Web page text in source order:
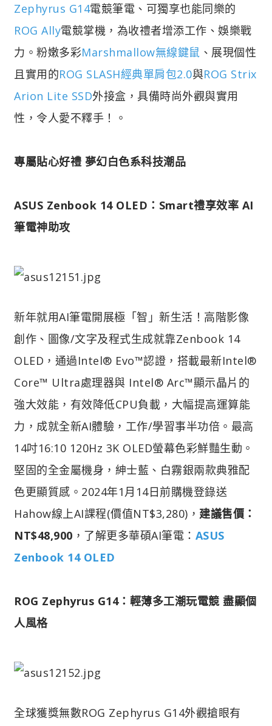
Zephyrus G14電競筆電、可獨享也能同樂的
ROG Ally電競掌機，為收禮者增添工作、娛樂戰
力。粉嫩多彩Marshmallow無線鍵鼠 、展現個性
且實用的ROG SLASH經典單肩包2.0與ROG Strix
Arion Lite SSD外接盒，具備時尚外觀與實用
性，令人愛不釋手！。
專屬貼心好禮 夢幻白色系科技潮品
ASUS Zenbook 14 OLED：Smart禮享效率 AI
筆電神助攻
新年就用AI筆電開展極「智」新生活！高階影像
創作、圖像/文字及程式生成就靠Zenbook 14
OLED，通過Intel® Evo™認證，搭載最新Intel®
Core™ Ultra處理器與 Intel® Arc™顯示晶片的
強大效能，有效降低CPU負載，大幅提高運算能
力，成就全新AI體驗，工作/學習事半功倍。最高
14吋16:10 120Hz 3K OLED螢幕色彩鮮豔生動。
堅固的全金屬機身，紳士藍、白霧銀兩款典雅配
色更顯質感。2024年1月14日前購機登錄送
Hahow線上AI課程(價值NT$3,280)， 建議售價：
NT$48,900 ，了解更多華碩AI筆電： ASUS
Zenbook 14 OLED
ROG Zephyrus G14：輕薄多工潮玩電競 盡顯個
人風格
全球獲獎無數ROG Zephyrus G14外觀搶眼有